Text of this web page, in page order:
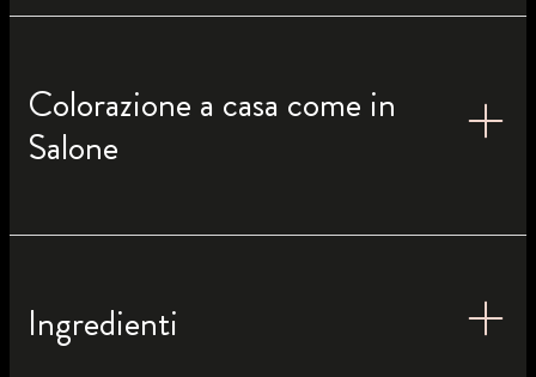
Colorazione a casa come in
Salone
Ingredienti